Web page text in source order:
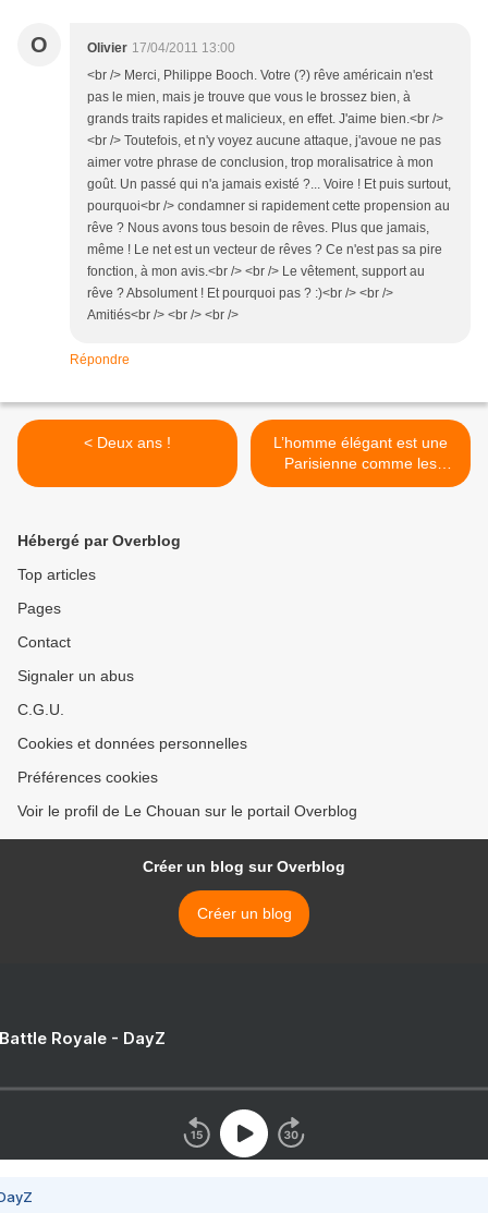
O Olivier 17/04/2011 13:00
<br /> Merci, Philippe Booch. Votre (?) rêve américain n'est
pas le mien, mais je trouve que vous le brossez bien, à
grands traits rapides et malicieux, en effet. J'aime bien.<br />
<br /> Toutefois, et n'y voyez aucune attaque, j'avoue ne pas
aimer votre phrase de conclusion, trop moralisatrice à mon
goût. Un passé qui n'a jamais existé ?... Voire ! Et puis surtout,
pourquoi<br /> condamner si rapidement cette propension au
rêve ? Nous avons tous besoin de rêves. Plus que jamais,
même ! Le net est un vecteur de rêves ? Ce n'est pas sa pire
fonction, à mon avis.<br /> <br /> Le vêtement, support au
rêve ? Absolument ! Et pourquoi pas ? :)<br /> <br />
Amitiés<br /> <br /> <br />
Répondre
< Deux ans !
L’homme élégant est une
Parisienne comme les
autres ! >
Hébergé par Overblog
Top articles
Pages
Contact
Signaler un abus
C.G.U.
Cookies et données personnelles
Préférences cookies
Voir le profil de Le Chouan sur le portail Overblog
Créer un blog sur Overblog
Créer un blog
Royale - DayZ